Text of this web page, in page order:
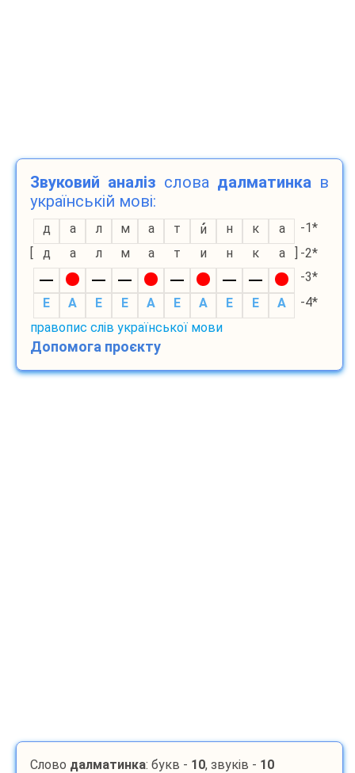
Звуковий аналіз слова далматинка в
українській мові:
д а л м а т и н к а
-1*
[
д а л м а т и н к а ] -2*
-3*
E
A E E A E A E E A
-4*
правопис слів української мови
Допомога проєкту
Слово далматинка: букв - 10, звуків - 10